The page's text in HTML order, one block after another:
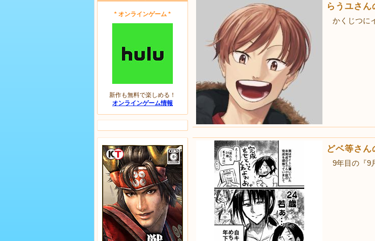
* オンラインゲーム *
新作も無料で楽しめる！
オンラインゲーム情報
らうユさん
かくじつに
どベ等さん
9年目の『9